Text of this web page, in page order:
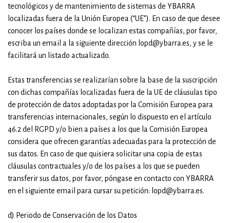
tecnológicos y de mantenimiento de sistemas de YBARRA
localizadas fuera de la Unión Europea (“UE”). En caso de que desee
conocer los países donde se localizan estas compañías, por favor,
escriba un email a la siguiente dirección lopd@ybarra.es, y se le
facilitará un listado actualizado.
Estas transferencias se realizarían sobre la base de la suscripción
con dichas compañías localizadas fuera de la UE de cláusulas tipo
de protección de datos adoptadas por la Comisión Europea para
transferencias internacionales, según lo dispuesto en el artículo
46.2 del RGPD y/o bien a países a los que la Comisión Europea
considera que ofrecen garantías adecuadas para la protección de
sus datos. En caso de que quisiera solicitar una copia de estas
cláusulas contractuales y/o de los países a los que se pueden
transferir sus datos, por favor, póngase en contacto con YBARRA
en el siguiente email para cursar su petición: lopd@ybarra.es.
d) Periodo de Conservación de los Datos